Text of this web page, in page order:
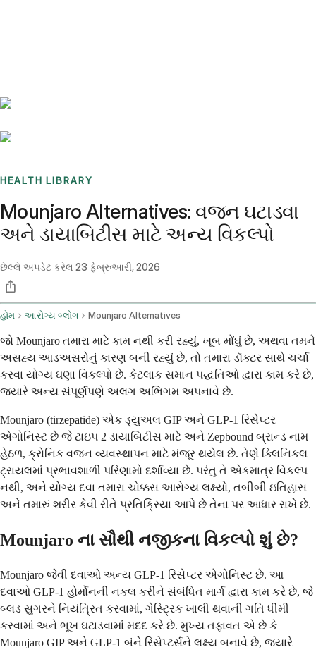
HEALTH LIBRARY
Mounjaro Alternatives: વજન ઘટાડવા
અને ડાયાબિટીસ માટે અન્ય વિકલ્પો
છેલ્લે અપડેટ કરેલ 23 ફેબ્રુઆરી, 2026
હોમ આરોગ્ય બ્લોગ Mounjaro Alternatives
જો Mounjaro તમારા માટે કામ નથી કરી રહ્યું, ખૂબ મોંઘું છે, અથવા તમને
અસહ્ય આડઅસરોનું કારણ બની રહ્યું છે, તો તમારા ડૉક્ટર સાથે ચર્ચા
કરવા યોગ્ય ઘણા વિકલ્પો છે. કેટલાક સમાન પદ્ધતિઓ દ્વારા કામ કરે છે,
જ્યારે અન્ય સંપૂર્ણપણે અલગ અભિગમ અપનાવે છે.
Mounjaro (tirzepatide) એક ડ્યુઅલ GIP અને GLP-1 રિસેપ્ટર
એગોનિસ્ટ છે જે ટાઇપ 2 ડાયાબિટીસ માટે અને Zepbound બ્રાન્ડ નામ
હેઠળ, ક્રોનિક વજન વ્યવસ્થાપન માટે મંજૂર થયેલ છે. તેણે ક્લિનિકલ
ટ્રાયલમાં પ્રભાવશાળી પરિણામો દર્શાવ્યા છે. પરંતુ તે એકમાત્ર વિકલ્પ
નથી, અને યોગ્ય દવા તમારા ચોક્કસ આરોગ્ય લક્ષ્યો, તબીબી ઇતિહાસ
અને તમારું શરીર કેવી રીતે પ્રતિક્રિયા આપે છે તેના પર આધાર રાખે છે.
Mounjaro ના સૌથી નજીકના વિકલ્પો શું છે?
Mounjaro જેવી દવાઓ અન્ય GLP-1 રિસેપ્ટર એગોનિસ્ટ છે. આ
દવાઓ GLP-1 હોર્મોનની નકલ કરીને સંબંધિત માર્ગ દ્વારા કામ કરે છે, જે
બ્લડ સુગરને નિયંત્રિત કરવામાં, ગેસ્ટ્રિક ખાલી થવાની ગતિ ધીમી
કરવામાં અને ભૂખ ઘટાડવામાં મદદ કરે છે. મુખ્ય તફાવત એ છે કે
Mounjaro GIP અને GLP-1 બંને રિસેપ્ટર્સને લક્ષ્ય બનાવે છે, જ્યારે